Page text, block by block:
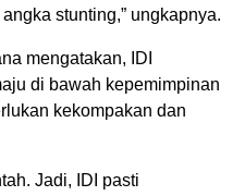
stunting,” ungkapnya.
mengatakan, IDI
di bawah kepemimpinan
kekompakan dan
Jadi, IDI pasti